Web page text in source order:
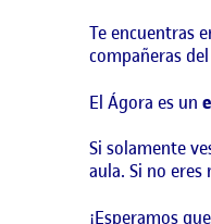
Te encuentras
compañeras
El Ágora es un
Si solamente
aula. Si no
¡Esperamos